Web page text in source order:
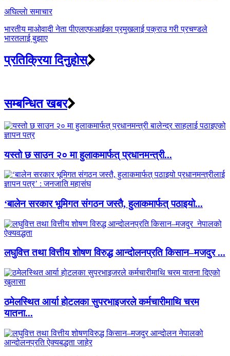
अघिल्लाे समाचार
भारतीय माओवादी नेता पीएलएफआईका प्रमुखलाई पक्राउ गरी प्रचण्डले
भारतलाई बुझाए
प्रतिक्रिया दिनुहोस्
सम्बन्धित खबर
यस्तो छ साउन २० मा हुलाकमार्फत् प्रधानमन्त्री...
‘बालेन सरकार भूमिगत संगठन जस्तै, हुलाकमार्फत् पठाइयो...
लघुवित्त तथा वित्तीय शोषण विरुद्ध आन्दोलनप्रति किसान–मजदुर ...
ठमेलस्थित आर्या होटलका सुपरभाइजरले कर्मचारीमाथि चरम
यातना...